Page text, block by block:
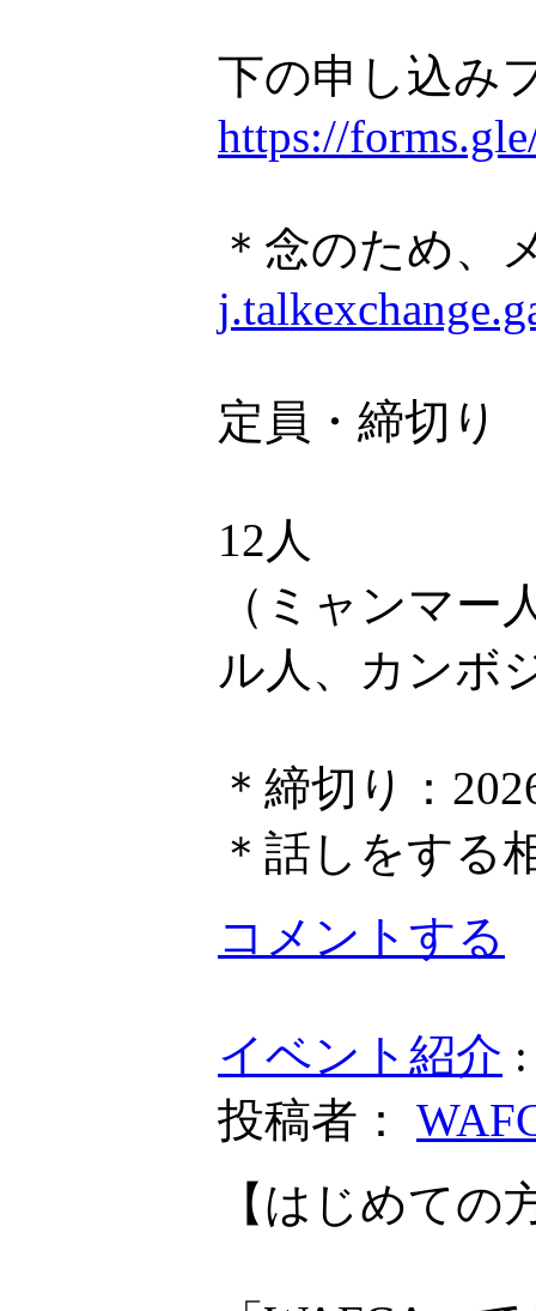
下の申し込み
https://
＊念のため、
定員・締切り
12人
（ミャンマ
ル人、カンボ
＊締切り：
＊話しをする
コメントする
イベント紹介
投稿者：
【はじめての